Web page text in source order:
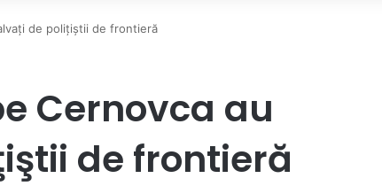
de poliţiştii de frontieră
Cernovca au
de frontieră